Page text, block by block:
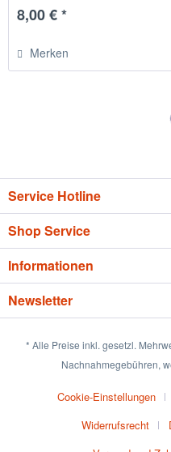
8,00 € *
Merken
Service Hotline
Shop Service
Informationen
Newsletter
* Alle Preise inkl. gesetzl.
Nachnahmegebühren,
Cookie-Einstellungen
Widerrufsrecht